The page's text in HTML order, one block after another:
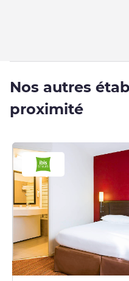
Nos autres
proximité